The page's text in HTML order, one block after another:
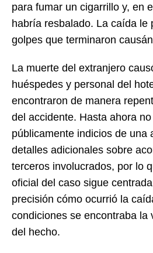
para fumar un cigarrillo y, en
habría resbalado. La caída le
golpes que terminaron
La muerte del extranjero
huéspedes y personal del
encontraron de manera
del accidente. Hasta ahora
públicamente indicios de una
detalles adicionales sobre
terceros involucrados, por lo
oficial del caso sigue
precisión cómo ocurrió la
condiciones se encontraba la
del hecho.